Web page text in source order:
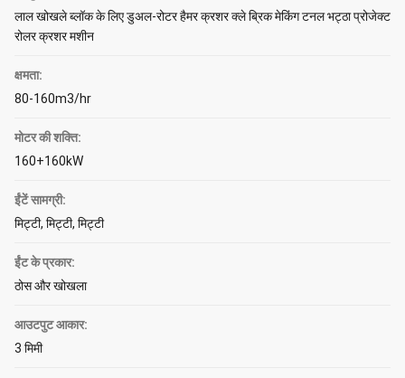
लाल खोखले ब्लॉक के लिए डुअल-रोटर हैमर क्रशर क्ले ब्रिक मेकिंग टनल भट्ठा प्रोजेक्ट
रोलर क्रशर मशीन
क्षमता:
80-160m3/hr
मोटर की शक्ति:
160+160kW
ईंटें सामग्री:
मिट्टी, मिट्टी, मिट्टी
ईंट के प्रकार:
ठोस और खोखला
आउटपुट आकार:
3 मिमी